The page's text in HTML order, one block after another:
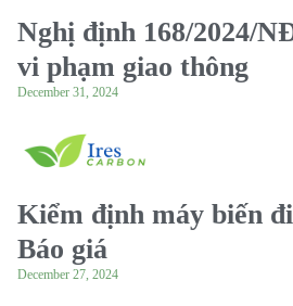
Nghị định 168/2024/
vi phạm giao thông
December 31, 2024
Kiểm định máy biến
Báo giá
December 27, 2024